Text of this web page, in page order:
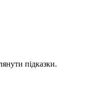
підказки.